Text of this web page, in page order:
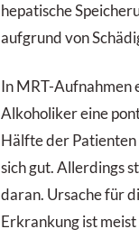
hepatische
aufgrund von
In MRT-Aufnahmen
Alkoholiker eine
Hälfte der
sich gut. Allerdings
daran. Ursache für
Erkrankung ist